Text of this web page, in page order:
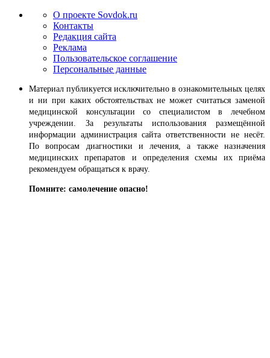
О проекте Sovdok.ru
Контакты
Редакция сайта
Реклама
Пользовательское соглашение
Персональные данные
Материал публикуется исключительно в ознакомительных целях
и ни при каких обстоятельствах не может считаться заменой
медицинской консультации со специалистом в лечебном
учреждении. За результаты использования размещённой
информации администрация сайта ответственности не несёт.
По вопросам диагностики и лечения, а также назначения
медицинских препаратов и определения схемы их приёма
рекомендуем обращаться к врачу.
Помните: самолечение опасно!